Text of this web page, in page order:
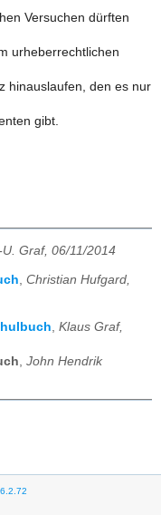
Versuchen dürften
urheberrechtlichen
hinauslaufen, den es nur
gibt.
U. Graf, 06/11/2014
, Christian Hufgard,
Klaus Graf,
John Hendrik